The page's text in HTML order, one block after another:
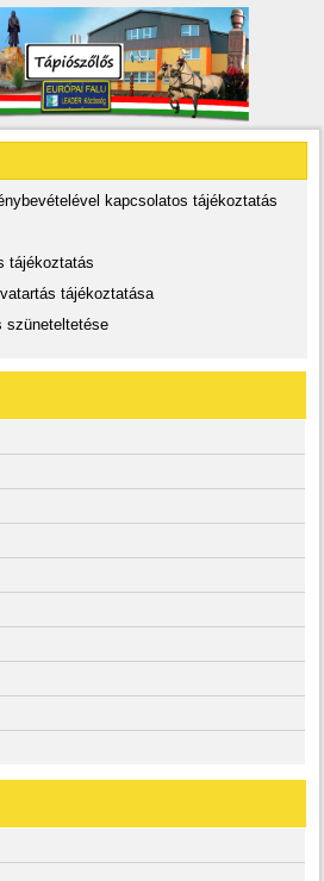
kapcsolatos tájékoztatás
tájékoztatás
tájékoztatása
szüneteltetése